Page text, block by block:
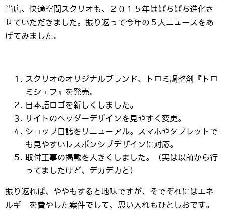
当店、快適空間スクリオも、２０１５年はぼちぼち進化さ
せていただきました。振り返って今年の５大ニュースをあ
げてみました。
スクリオのオリジナルブランド、トロミ調整剤『トロ
ミシェフ』を発売。
日本語ロゴを新しくしました。
サイトのヘッダーデザインを見やすく変更。
ショップ日誌をリニューアル。スマホやタブレットで
も見やすいレスポンシブデザインに対応。
取付工事の掲載を大きくしました。（実は以前から行
ってましたけど、デカデカと）
振り返れば、ややもすると地味ですが、そでぞれにはエネ
ルギーを費やした案件でして、思い入れもひとしおです。